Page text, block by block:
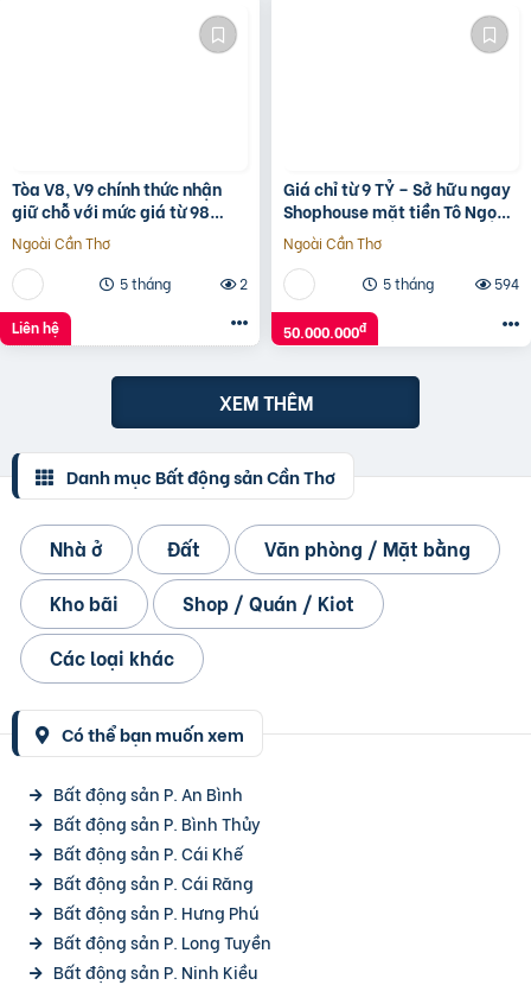
Tòa V8, V9 chính thức nhận
giữ chỗ với mức giá từ 98
triệu/m2, 1% early bird tại
Sunshine Sky City
Ngoài Cần Thơ
5 tháng
2
Liên hệ
Giá chỉ từ 9 TỶ – Sở hữu ngay
Shophouse mặt tiền Tô Ngọc
Vân, ngay vành đai 2
Ngoài Cần Thơ
5 tháng
594
50.000.000đ
XEM THÊM
Danh mục Bất động sản Cần Thơ
Nhà ở Đất
Văn phòng / Mặt bằng
Kho bãi
Shop / Quán / Kiot
Các loại khác
Có thể bạn muốn xem
Bất động sản P. An Bình
Bất động sản P. Bình Thủy
Bất động sản P. Cái Khế
Bất động sản P. Cái Răng
Bất động sản P. Hưng Phú
Bất động sản P. Long Tuyền
Bất động sản P. Ninh Kiều